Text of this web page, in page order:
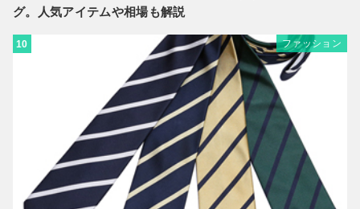
グ。人気アイテムや相場も解説
10 ファッション